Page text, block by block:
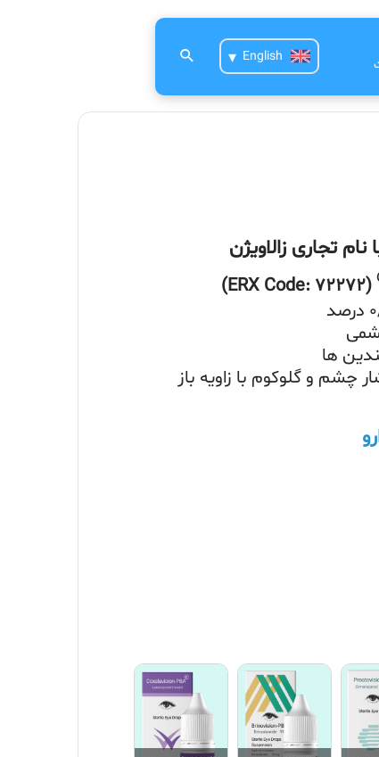
English
تجاری زالاویژن
(
ERX Code: 72272
)
ها
چشم و گلوکوم با زاویه باز